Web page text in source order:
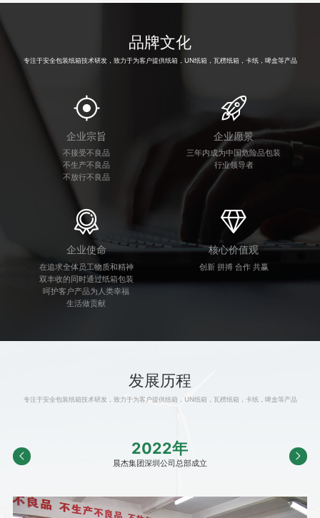
品牌文化
专注于安全包装纸箱技术研发，致力于为客户提供纸箱，UN纸箱，瓦楞纸箱，卡纸，啤盒等产品
企业宗旨
不接受不良品
不生产不良品
不放行不良品
企业愿景
三年内成为中国危险品包装
行业领导者
企业使命
在追求全体员工物质和精神
双丰收的同时通过纸箱包装
呵护客户产品为人类幸福
生活做贡献
核心价值观
创新 拼搏 合作 共赢
发展历程
专注于安全包装纸箱技术研发，致力于为客户提供纸箱，UN纸箱，瓦楞纸箱，卡纸，啤盒等产品
2022年
晨杰集团深圳公司总部成立